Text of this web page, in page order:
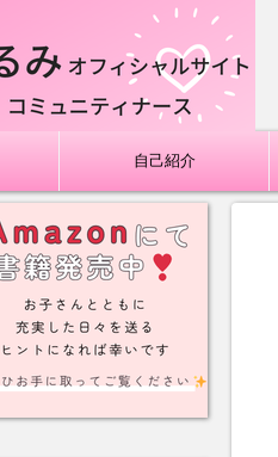
自己紹介